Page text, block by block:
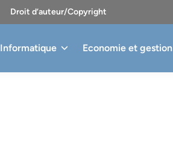
Droit d’auteur/Copyright
Informatique Economie et gestion